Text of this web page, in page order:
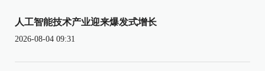
人工智能技术产业迎来爆发式增长
2026-08-04 09:31